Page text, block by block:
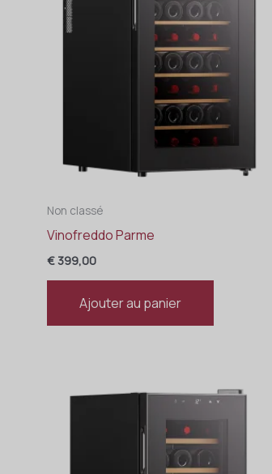
Non classé
Vinofreddo Parme
€399,00
Ajouter au panier